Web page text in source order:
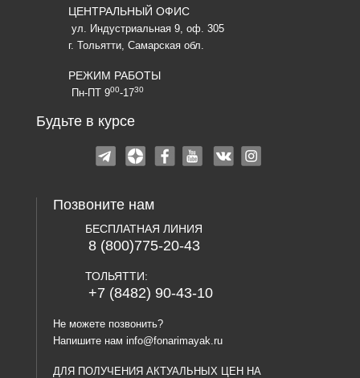
ЦЕНТРАЛЬНЫЙ ОФИС
ул. Индустриальная 9, оф. 305
г. Тольятти, Самарская обл.
РЕЖИМ РАБОТЫ
Пн-ПТ 900-1730
Будьте в курсе
Позвоните нам
БЕСПЛАТНАЯ ЛИНИЯ
8 (800)775-20-43
ТОЛЬЯТТИ:
+7 (8482) 90-43-10
Не можете позвонить?
Напишите нам info@fonarimayak.ru
ДЛЯ ПОЛУЧЕНИЯ АКТУАЛЬНЫХ ЦЕН НА